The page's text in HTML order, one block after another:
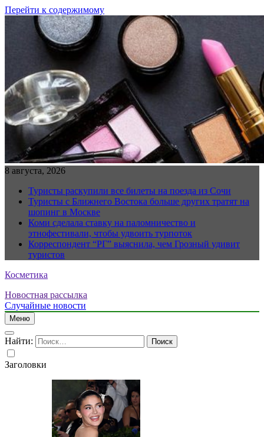
Перейти к содержимому
8 августа, 2026
Туристы раскупили все билеты на поезда из Сочи
Туристы с Ближнего Востока больше других тратят на
шопинг в Москве
Коми сделала ставку на паломничество и
этнофестивали, чтобы удвоить турпоток
Корреспондент “РГ” выяснила, чем Грозный удивит
туристов
Косметика
Новостная рассылка
Случайные новости
Меню
Найти:
Заголовки